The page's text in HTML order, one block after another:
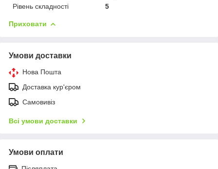
Рівень складності
5
Приховати
Умови доставки
Нова Пошта
Доставка кур'єром
Самовивіз
Всі умови доставки
Умови оплати